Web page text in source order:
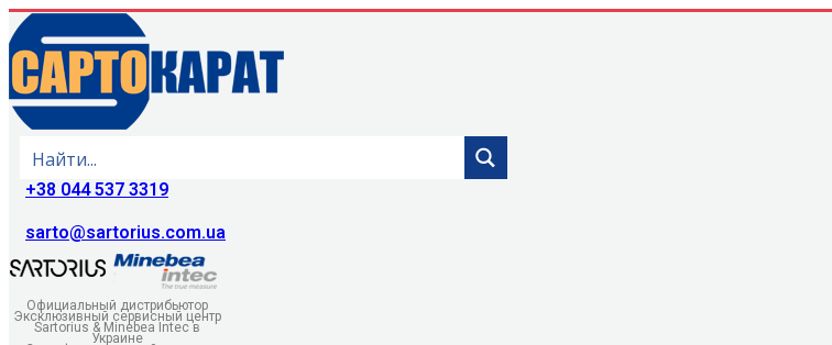
+38 044 537 3319
sarto@sartorius.com.ua
Официальный дистрибьютор
Эксклюзивный сервисный центр
Sartorius & Minebea Intec в
Украине